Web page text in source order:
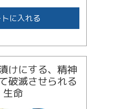
に入れる
けにする、精神
破滅させられる
生命